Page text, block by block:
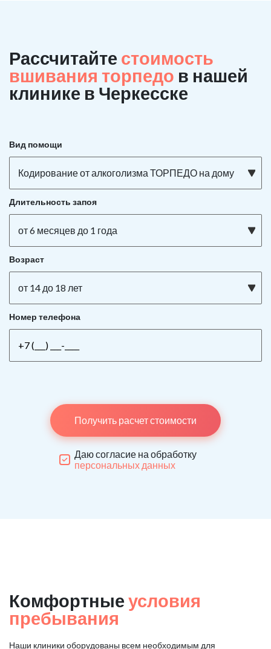
Рассчитайте стоимость
вшивания торпедо в нашей
клинике в Черкесске
Вид помощи
Кодирование от алкоголизма ТОРПЕДО на дому
Длительность запоя
от 6 месяцев до 1 года
Возраст
от 14 до 18 лет
Номер телефона
Получить расчет стоимости
Даю согласие на обработку
персональных данных
Комфортные условия
пребывания
Наши клиники оборудованы всем необходимым для